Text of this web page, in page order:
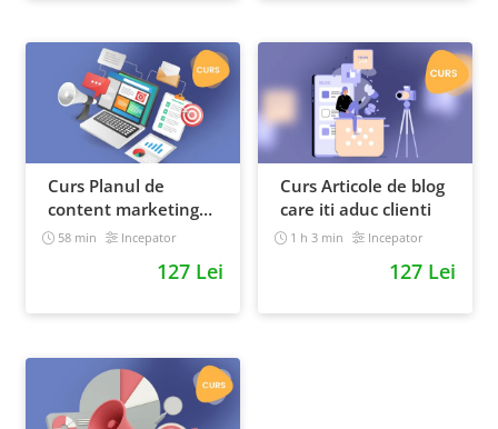
Curs Planul de
content marketing
pentru un magazin
58 min Incepator
127 Lei
Curs Articole de blog
care iti aduc clienti
1 h 3 min Incepator
127 Lei